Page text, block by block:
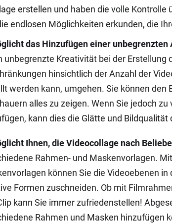
erstellen und haben die volle Kontrolle
endlosen Möglichkeiten erkunden, die
das Hinzufügen einer
unbegrenzte Kreativität bei der Erstellung
hinsichtlich der Anzahl der
werden kann, umgehen. Sie können den
alles zu zeigen. Wenn Sie jedoch
kann dies die Glätte und
Ihnen, die Videocollage nach
Rahmen- und Maskenvorlagen.
können Sie die Videoebenen
Formen zuschneiden. Ob mit
kann Sie immer zufriedenstellen!
Rahmen und Masken hinzufügen